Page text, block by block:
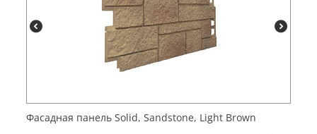
Фасадная панель Solid, Sandstone, Light Brown